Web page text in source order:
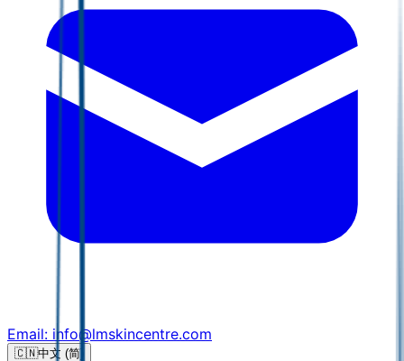
Email: info@lmskincentre.com
🇨🇳中文 (简)